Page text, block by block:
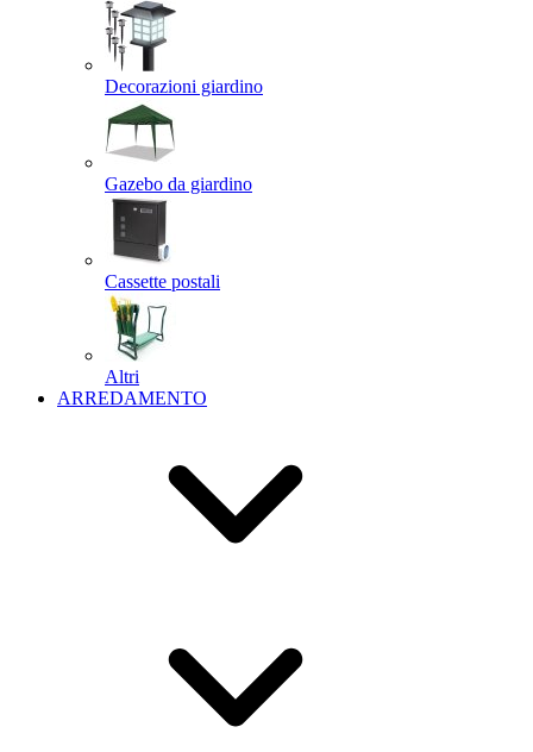
Decorazioni giardino
Gazebo da giardino
Cassette postali
Altri
ARREDAMENTO